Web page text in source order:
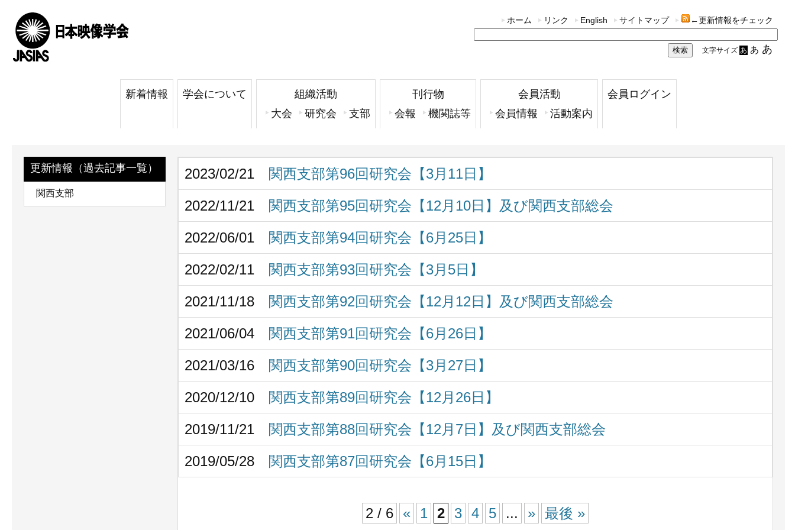
ホーム リンク English サイトマップ ←更新情報をチェック
文字サイズ あ あ あ
新着情報 学会について
組織活動
大会
研究会 支部
刊行物
会報
機関誌等
会員活動
会員情報
活動案内
会員ログイン
更新情報（過去記事一覧）
関西支部
2023/02/21
関西支部第96回研究会【3月11日】
2022/11/21
関西支部第95回研究会【12月10日】及び関西支部総会
2022/06/01
関西支部第94回研究会【6月25日】
2022/02/11
関西支部第93回研究会【3月5日】
2021/11/18
関西支部第92回研究会【12月12日】及び関西支部総会
2021/06/04
関西支部第91回研究会【6月26日】
2021/03/16
関西支部第90回研究会【3月27日】
2020/12/10
関西支部第89回研究会【12月26日】
2019/11/21
関西支部第88回研究会【12月7日】及び関西支部総会
2019/05/28
関西支部第87回研究会【6月15日】
2 / 6 « 1 2 3 4 5 ... » 最後 »